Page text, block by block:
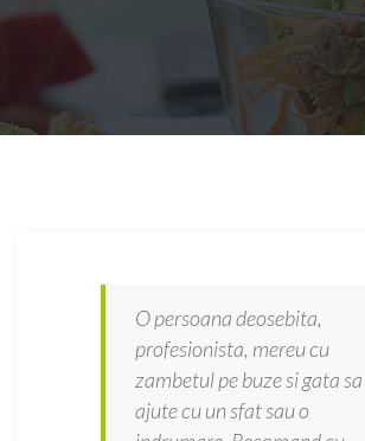
O persoana deosebita,
profesionista, mereu cu
zambetul pe buze si gata sa
ajute cu un sfat sau o